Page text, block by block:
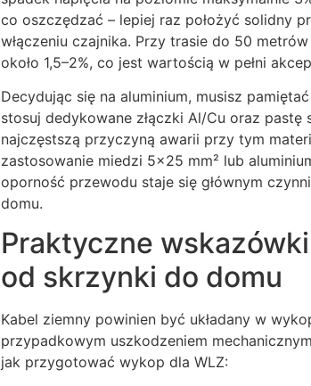
co oszczędzać – lepiej raz położyć solidny
włączeniu czajnika. Przy trasie do 50
około 1,5–2%, co jest wartością w pełni
Decydując się na aluminium, musisz
stosuj dedykowane złączki Al/Cu oraz
najczęstszą przyczyną awarii przy tym
zastosowanie miedzi 5×25 mm² lub
oporność przewodu staje się głównym
domu.
Praktyczne
od skrzynki do domu
Kabel ziemny powinien być układany w
przypadkowym uszkodzeniem
jak przygotować wykop dla WLZ: